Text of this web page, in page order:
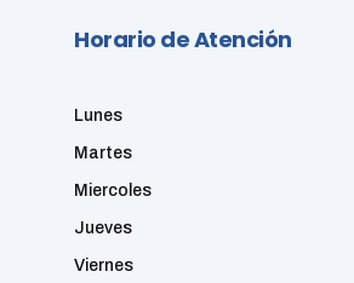
Horario de Atención
Lunes
Martes
Miercoles
Jueves
Viernes